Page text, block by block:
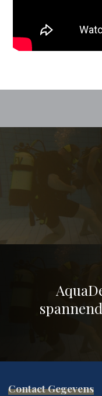
Contact Gegevens